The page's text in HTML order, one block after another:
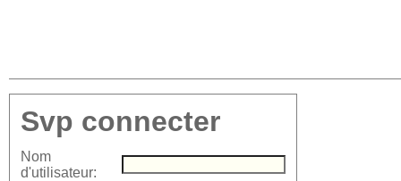
Svp connecter
Nom
d'utilisateur: